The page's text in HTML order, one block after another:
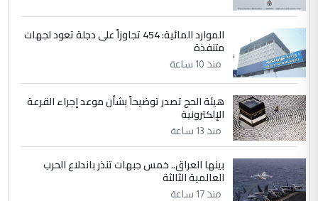
الموارد المائية: 454 تجاوزاً على دجلة تعود لجهات
متنفذة
منذ 10 ساعة
هيئة الحج تصدر توضيحاً بشأن موعد إجراء القرعة
الإلكترونية
منذ 13 ساعة
بينها العراق.. خمس جبهات تنذر باندلاع الحرب
العالمية الثالثة
منذ 17 ساعة